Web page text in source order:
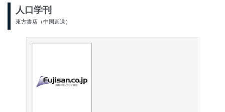
人口学刊
東方書店（中国直送）